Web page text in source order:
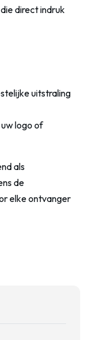
direct indruk
uitstraling
logo of
als
de
elke ontvanger